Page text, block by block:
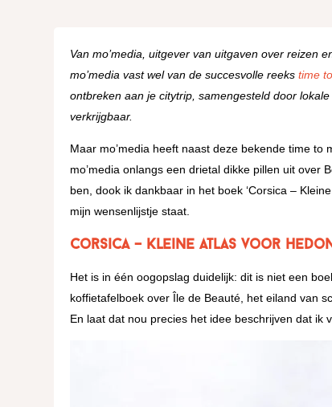
Van mo’media, uitgever van uitgaven over reizen
mo’media vast wel van de succesvolle reekstime
ontbreken aan je citytrip, samengesteld door
verkrijgbaar.
Maar mo’media heeft naast deze bekende time to
mo’media onlangs een drietal dikke pillen uit over
ben, dook ik dankbaar in het boek ‘Corsica –
mijn wensenlijstje staat.
Corsica – Kleine atlas voor
Het is in één oogopslag duidelijk: dit is niet een
koffietafelboek over Île de Beauté, het eiland van
En laat dat nou precies het idee beschrijven dat ik